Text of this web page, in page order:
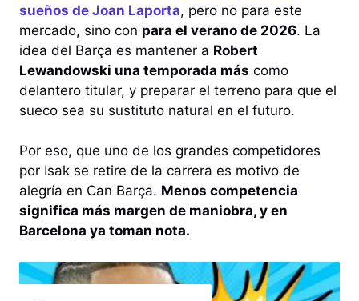
sueños de Joan Laporta, pero no para este
mercado, sino con para el verano de 2026. La
idea del Barça es mantener a Robert
Lewandowski una temporada más como
delantero titular, y preparar el terreno para que el
sueco sea su sustituto natural en el futuro.
Por eso, que uno de los grandes competidores
por Isak se retire de la carrera es motivo de
alegría en Can Barça. Menos competencia
significa más margen de maniobra, y en
Barcelona ya toman nota.